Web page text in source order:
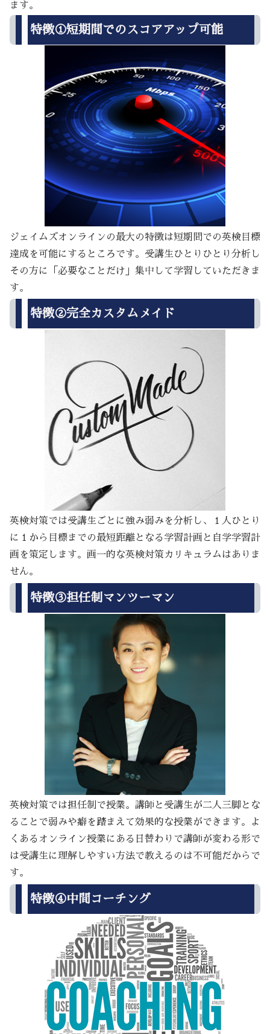
ます。
特徴①短期間でのスコアアップ可能
ジェイムズオンラインの最大の特徴は短期間での英検目標
達成を可能にするところです。受講生ひとりひとり分析し
その方に「必要なことだけ」集中して学習していただきま
す。
特徴②完全カスタムメイド
英検対策では受講生ごとに強み弱みを分析し、１人ひとり
に１から目標までの最短距離となる学習計画と自学学習計
画を策定します。画一的な英検対策カリキュラムはありま
せん。
特徴③担任制マンツーマン
英検対策では担任制で授業。講師と受講生が二人三脚とな
ることで弱みや癖を踏まえて効果的な授業ができます。よ
くあるオンライン授業にある日替わりで講師が変わる形で
は受講生に理解しやすい方法で教えるのは不可能だからで
す。
特徴④中間コーチング